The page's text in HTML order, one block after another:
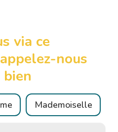
via ce
nous
Mademoiselle